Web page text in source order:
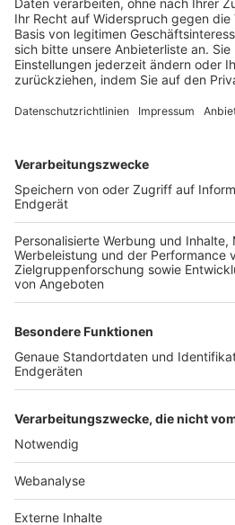
Trainerbörse
Login SpielPlus
FOLGE DEM BFV
TOP-VEREINE
TOP-PARTNER
Nutzungsbedingungen Datenschutz